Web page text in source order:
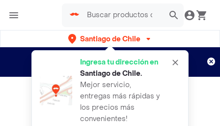
Santiago de Chile
Ingresa tu dirección en
Santiago de Chile.
Mejor servicio,
entregas más rápidas y
los precios más
convenientes!
envíos gratis por semanas
Aplican TyC